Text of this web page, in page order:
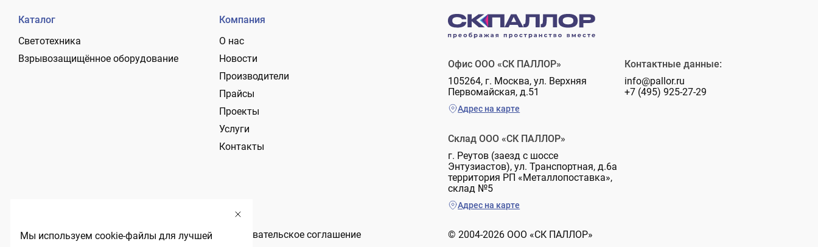
Каталог
Светотехника
Взрывозащищённое оборудование
Политика обработки персональных данных
Компания
О нас
Новости
Производители
Прайсы
Проекты
Услуги
Контакты
Пользовательское соглашение
Офис ООО «СК ПАЛЛОР»
105264, г. Москва, ул. Верхняя
Первомайская, д.51
Адрес на карте
Склад ООО «СК ПАЛЛОР»
г. Реутов (заезд с шоссе
Энтузиастов), ул. Транспортная, д.6а
территория РП «Металлопоставка»,
склад №5
Адрес на карте
Контактные данные:
info@pallor.ru
+7 (495) 925-27-29
© 2004-2026 ООО «СК ПАЛЛОР»
Мы используем cookie-файлы для лучшей